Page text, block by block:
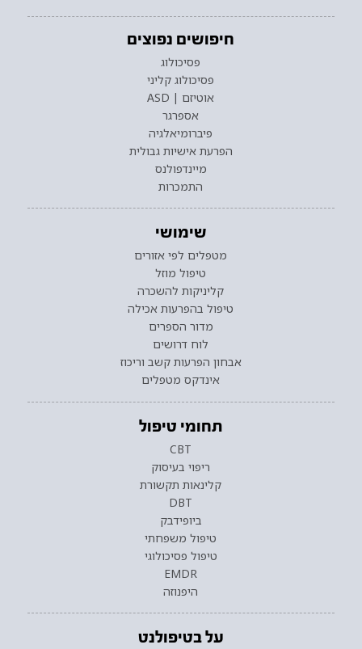
חיפושים נפוצים
פסיכולוג
פסיכולוג קליני
אוטיזם | ASD
אספרגר
פיברומיאלגיה
הפרעת אישיות גבולית
מיינדפולנס
התמכרות
שימושי
מטפלים לפי אזורים
טיפול מוזל
קליניקות להשכרה
טיפול בהפרעות אכילה
מדור הספרים
לוח דרושים
אבחון הפרעות קשב וריכוז
אינדקס מטפלים
תחומי טיפול
CBT
ריפוי בעיסוק
קלינאות תקשורת
DBT
ביופידבק
טיפול משפחתי
טיפול פסיכולוגי
EMDR
היפנוזה
על בטיפולנט